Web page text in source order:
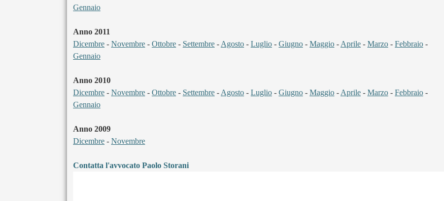
Gennaio
Anno 2011
Dicembre - Novembre - Ottobre - Settembre - Agosto - Luglio - Giugno - Maggio - Aprile - Marzo - Febbraio -
Gennaio
Anno 2010
Dicembre - Novembre - Ottobre - Settembre - Agosto - Luglio - Giugno - Maggio - Aprile - Marzo - Febbraio -
Gennaio
Anno 2009
Dicembre - Novembre
Contatta l'avvocato Paolo Storani